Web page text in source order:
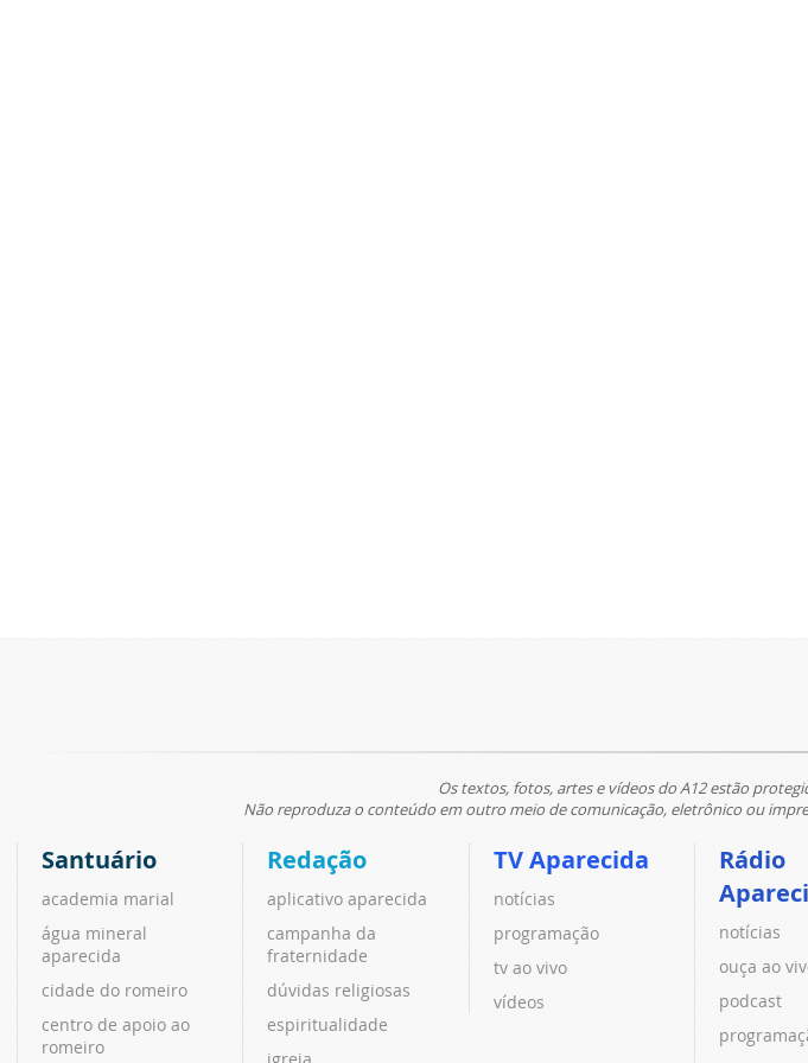
Os textos, fotos, artes e vídeos do A12 estão
Não reproduza o conteúdo em outro meio de comunicação, eletrônico ou
Santuário
academia marial
água mineral
aparecida
cidade do romeiro
centro de apoio ao
romeiro
Redação
aplicativo aparecida
campanha da
fraternidade
dúvidas religiosas
espiritualidade
igreja
TV Aparecida
notícias
programação
tv ao vivo
vídeos
Rádio
notícias
ouça ao
podcast